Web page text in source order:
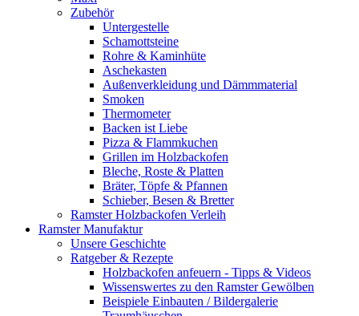
Zubehör
Untergestelle
Schamottsteine
Rohre & Kaminhüte
Aschekasten
Außenverkleidung und Dämmmaterial
Smoken
Thermometer
Backen ist Liebe
Pizza & Flammkuchen
Grillen im Holzbackofen
Bleche, Roste & Platten
Bräter, Töpfe & Pfannen
Schieber, Besen & Bretter
Ramster Holzbackofen Verleih
Ramster Manufaktur
Unsere Geschichte
Ratgeber & Rezepte
Holzbackofen anfeuern - Tipps & Videos
Wissenswertes zu den Ramster Gewölben
Beispiele Einbauten / Bildergalerie